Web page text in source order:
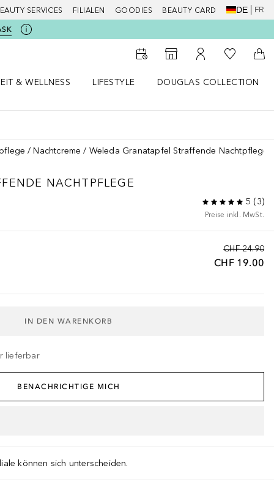
SERVICES FILIALEN GOODIES BEAUTY CARD DE FR
Zum Storefinder
Zu Meinem
Zu Meiner
& WELLNESS
LIFESTYLE
DOUGLAS COLLECTION
Nachtcreme Weleda Granatapfel Straffende Nachtpflege
NACHTPFLEGE
5 (3)
Preise inkl. MwSt.
CHF 24.90
CHF 19.00
IN DEN WARENKORB
lieferbar
BENACHRICHTIGE MICH
können sich unterscheiden.